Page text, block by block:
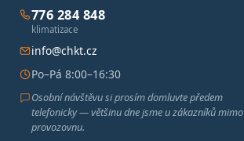
776 284 848
klimatizace
info@chkt.cz
Po–Pá 8:00–16:30
Osobní návštěvu si prosím domluvte předem
telefonicky — většinu dne jsme u zákazníků mimo
provozovnu.